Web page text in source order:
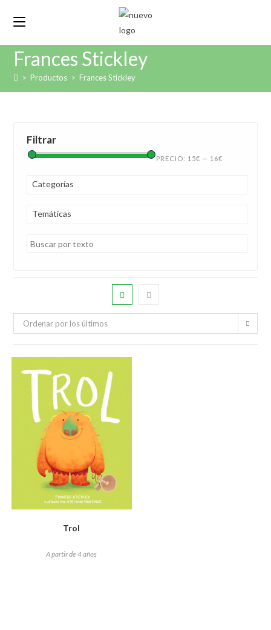
Frances Stickley
> Productos > Frances Stickley
Filtrar
PRECIO: 15€ — 16€
Categorías
Temáticas
Ordenar por los últimos
Trol
A partir de 4 años